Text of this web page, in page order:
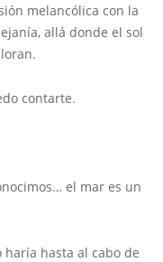
melancólica con la
allá donde el sol
contarte.
el mar es un
hasta al cabo de